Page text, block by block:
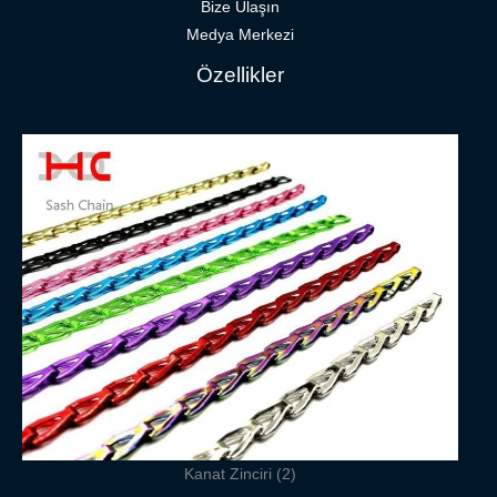
Bize Ulaşın
Medya Merkezi
Özellikler
Kanat Zinciri (2)